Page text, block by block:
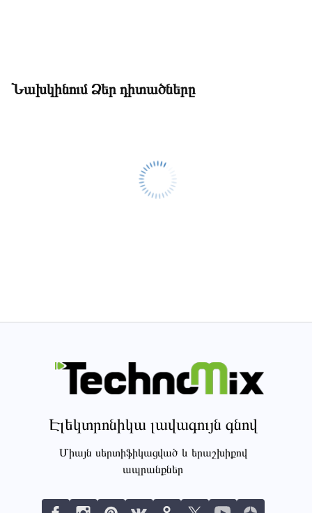
Նախկինում Ձեր դիտածները
Էլեկտրոնիկա լավագույն գնով
Միայն սերտիֆիկացված և երաշխիքով
ապրանքներ